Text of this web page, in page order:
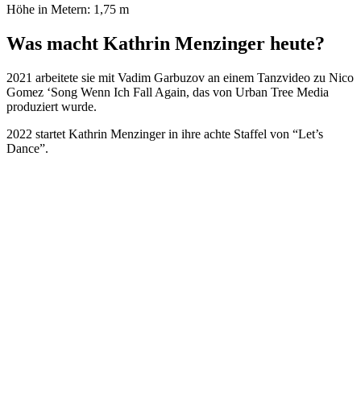
Höhe in Metern: 1,75 m
Was macht Kathrin Menzinger heute?
2021 arbeitete sie mit Vadim Garbuzov an einem Tanzvideo zu Nico
Gomez ‘Song Wenn Ich Fall Again, das von Urban Tree Media
produziert wurde.
2022 startet Kathrin Menzinger in ihre achte Staffel von “Let’s
Dance”.